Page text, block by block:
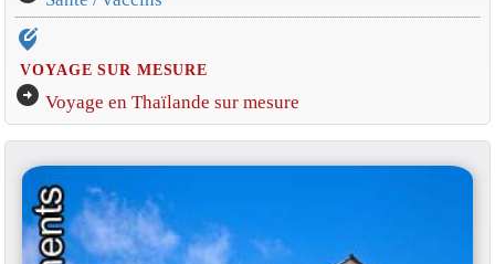
edit_location_alt
VOYAGE SUR MESURE
arrow_circle_right Voyage en Thaïlande sur mesure